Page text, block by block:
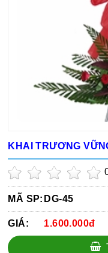
KHAI TRƯƠNG
MÃ SP: DG-45
GIÁ: 1.600.000đ